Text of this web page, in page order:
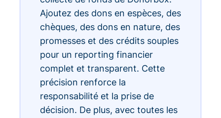
Ajoutez des dons en espèces, des
chèques, des dons en nature, des
promesses et des crédits souples
pour un reporting financier
complet et transparent. Cette
précision renforce la
responsabilité et la prise de
décision. De plus, avec toutes les